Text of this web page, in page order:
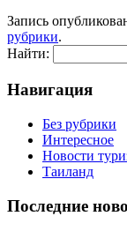
Запись
рубрики.
Найти:
Навигация
Без рубрики
Интересное
Новости
Таиланд
Последние